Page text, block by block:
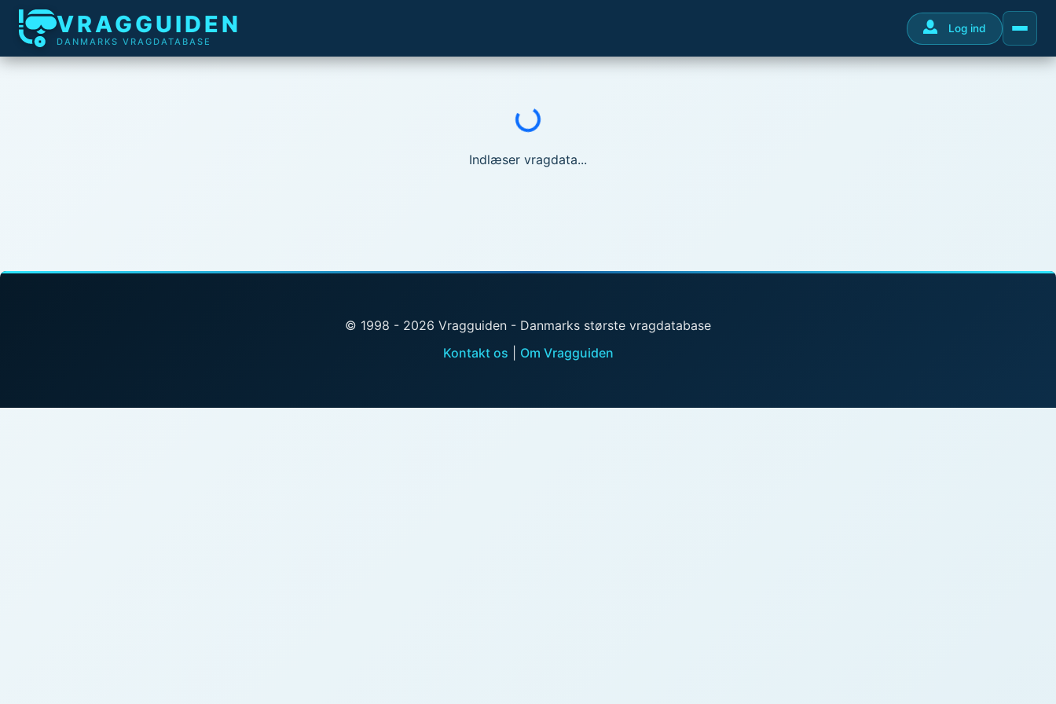
VRAGGUIDEN
DANMARKS VRAGDATABASE
Log ind
Indlæser...
Indlæser vragdata...
© 1998 - 2026 Vragguiden - Danmarks største vragdatabase
Kontakt os
Om Vragguiden